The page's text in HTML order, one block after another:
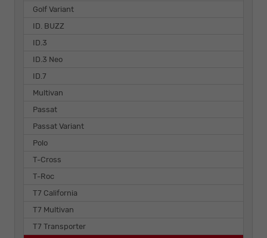
Golf Variant
ID. BUZZ
ID.3
ID.3 Neo
ID.7
Multivan
Passat
Passat Variant
Polo
T-Cross
T-Roc
T7 California
T7 Multivan
T7 Transporter